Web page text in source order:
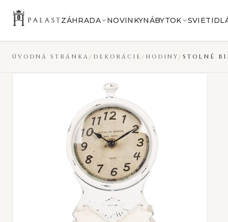
Preskočiť na obsah
ZÁHRADA NOVINKYNÁBYTOK
ÚVODNÁ STRÁNKA DEKORÁCIE HODINY STOLNÉ
VYPREDANÉ